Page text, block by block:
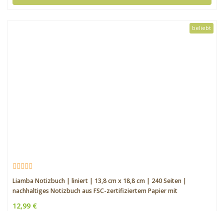
beliebt
Liamba Notizbuch | liniert | 13,8 cm x 18,8 cm | 240 Seiten |
nachhaltiges Notizbuch aus FSC-zertifiziertem Papier mit
12,99 €